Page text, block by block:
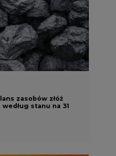
zasobów złóż
stanu na 31